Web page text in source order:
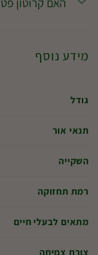
האם קרוטון
מידע נוסף
גודל
תנאי אור
השקייה
רמת תחזוקה
מתאים לבעלי חיים